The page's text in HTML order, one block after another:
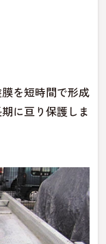
を短時間で形成
に亘り保護しま